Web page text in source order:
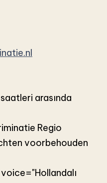
arasında
Regio
voorbehouden